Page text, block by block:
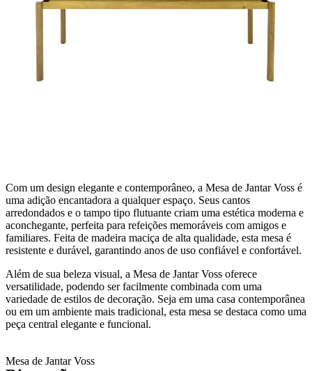
Com um design elegante e contemporâneo, a Mesa de Jantar Voss é
uma adição encantadora a qualquer espaço. Seus cantos
arredondados e o tampo tipo flutuante criam uma estética moderna e
aconchegante, perfeita para refeições memoráveis com amigos e
familiares. Feita de madeira maciça de alta qualidade, esta mesa é
resistente e durável, garantindo anos de uso confiável e confortável.
Além de sua beleza visual, a Mesa de Jantar Voss oferece
versatilidade, podendo ser facilmente combinada com uma
variedade de estilos de decoração. Seja em uma casa contemporânea
ou em um ambiente mais tradicional, esta mesa se destaca como uma
peça central elegante e funcional.
Mesa de Jantar Voss